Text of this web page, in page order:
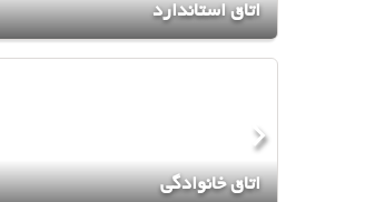
اتاق استاندارد
اتاق خانوادگی